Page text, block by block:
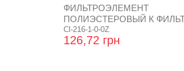
ФИЛЬТРОЭЛЕМЕНТ
ПОЛИЭСТЕРОВЫЙ К
ПАРОВОЙ...
Cl-216-1-0-0Z
126,72 грн